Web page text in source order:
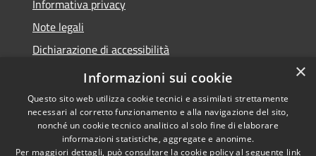
Informativa privacy
Note legali
Dichiarazione di accessibilità
Sito web precedente
Copyright © 2026 • Comune di
×
Informazioni sui cookie
Questo sito web utilizza cookie tecnici e assimilati strettamente
necessari al corretto funzionamento e alla navigazione del sito,
nonché un cookie tecnico analitico al solo fine di elaborare
informazioni statistiche, aggregate e anonime.
Per maggiori dettagli, può consultare la cookie policy al seguente link